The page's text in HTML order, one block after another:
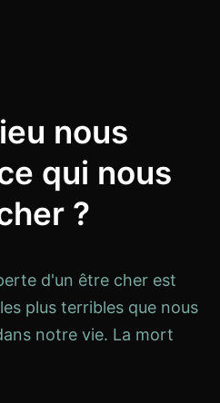
nous
qui nous
?
d'un être cher est
plus terribles que nous
notre vie. La mort